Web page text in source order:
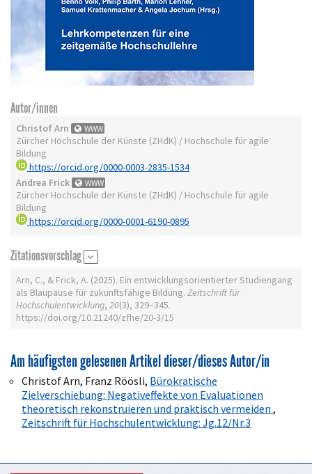
Autor/innen
Christof Arn WWW
Zürcher Hochschule der Künste (ZHdK) / Hochschule für agile
Bildung
https://orcid.org/0000-0003-2835-1534
Andrea Frick
WWW
Zürcher Hochschule der Künste (ZHdK) / Hochschule für agile
Bildung
https://orcid.org/0000-0001-6190-0895
Zitationsvorschlag
Arn, C., & Frick, A. (2025). Ein entwicklungsorientierter Studiengang
als Blaupause für zukunftsfähige Bildung. Zeitschrift für
Hochschulentwicklung, 20(3), 329–345.
https://doi.org/10.21240/zfhe/20-3/15
Am häufigsten gelesenen Artikel dieser/dieses Autor/in
Christof Arn, Franz Röösli, Bürokratische
Zielverschiebung: Negativeffekte von Evaluationen
theoretisch rekonstruieren und praktisch vermeiden ,
Zeitschrift für Hochschulentwicklung: Jg.12/Nr.3